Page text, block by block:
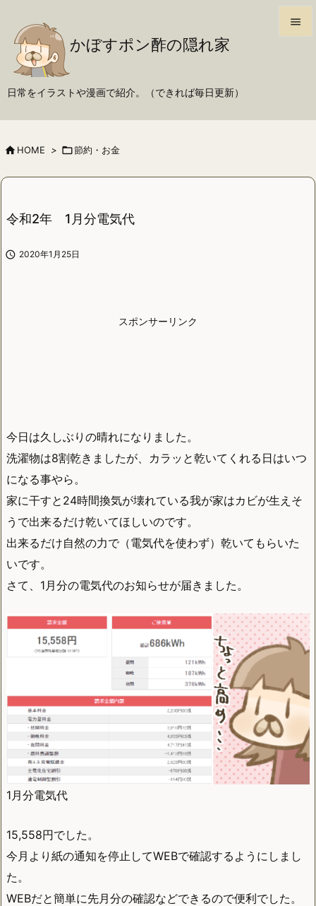
かぼすポン酢の隠れ家
日常をイラストや漫画で紹介。（できれば毎日更新）


 HOME > 節約・お金
令和2年 1月分電気代
 2020年1月25日
スポンサーリンク
今日は久しぶりの晴れになりました。
洗濯物は8割乾きましたが、カラッと乾いてくれる日はいつ
になる事やら。
家に干すと24時間換気が壊れている我が家はカビが生えそ
うで出来るだけ乾いてほしいのです。
出来るだけ自然の力で（電気代を使わず）乾いてもらいた
いです。
さて、1月分の電気代のお知らせが届きました。
1月分電気代
15,558円でした。
今月より紙の通知を停止してWEBで確認するようにしまし
た。
WEBだと簡単に先月分の確認などできるので便利でした。